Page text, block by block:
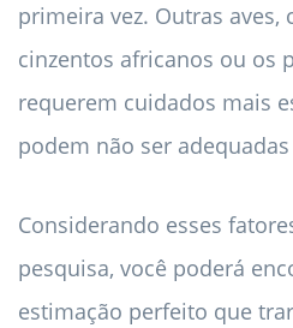
primeira vez. Outras aves,
cinzentos africanos ou os
requerem cuidados mais
podem não ser
Considerando esses
pesquisa, você poderá
estimação perfeito que